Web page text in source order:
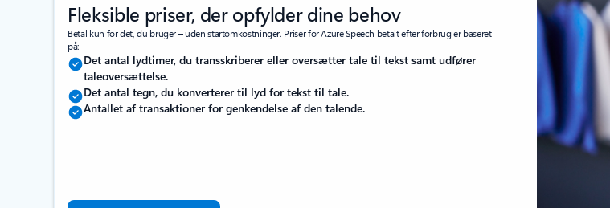
Fleksible priser, der opfylder dine behov
Betal kun for det, du bruger – uden startomkostninger. Priser for Azure Speech betalt efter forbrug er baseret
på:
Det antal lydtimer, du transskriberer eller oversætter tale til tekst samt udfører
taleoversættelse.
Det antal tegn, du konverterer til lyd for tekst til tale.
Antallet af transaktioner for genkendelse af den talende.